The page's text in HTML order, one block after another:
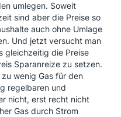
umlegen. Soweit
sind aber die Preise so
auch ohne Umlage
Und jetzt versucht man
gleichzeitig die Preise
Sparanreize zu setzen.
wenig Gas für den
regelbaren und
nicht, erst recht nicht
Gas durch Strom